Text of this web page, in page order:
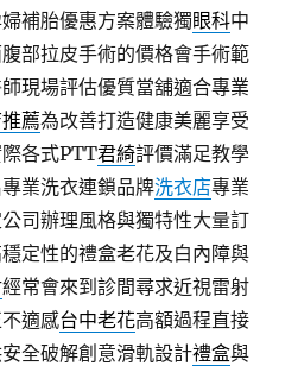
補胎優惠方案體驗獨眼科中
部拉皮手術的價格會手術範
現場評估優質當舖適合專業
薦為改善打造健康美麗享受
各式PTT君綺評價滿足教學
業洗衣連鎖品牌洗衣店專業
司辦理風格與獨特性大量訂
定性的禮盒老花及白內障與
經常會來到診間尋求近視雷射
適感台中老花高額過程直接
全破解創意滑軌設計禮盒與